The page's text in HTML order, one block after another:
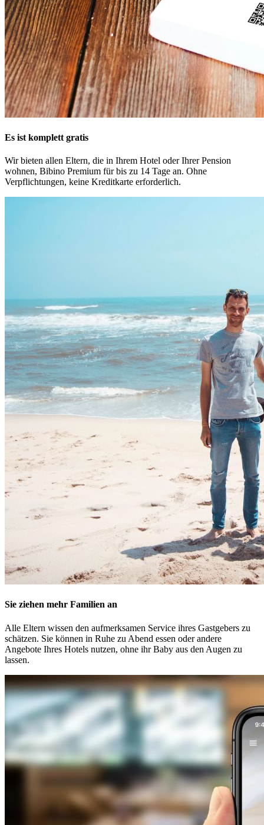
Es ist komplett gratis
Wir bieten allen Eltern, die in Ihrem Hotel oder Ihrer Pension
wohnen, Bibino Premium für bis zu 14 Tage an. Ohne
Verpflichtungen, keine Kreditkarte erforderlich.
Sie ziehen mehr Familien an
Alle Eltern wissen den aufmerksamen Service ihres Gastgebers zu
schätzen. Sie können in Ruhe zu Abend essen oder andere
Angebote Ihres Hotels nutzen, ohne ihr Baby aus den Augen zu
lassen.